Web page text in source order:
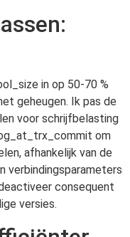
in op 50-70 %
geheugen. Ik pas de
voor schrijfbelasting
om
afhankelijk van de
verbindingsparameters
consequent
versies.